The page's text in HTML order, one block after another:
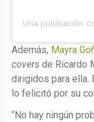
Una publicación
Además, Mayra
covers de Ricardo
dirigidos para ella.
lo felicitó por su
“No hay ningún